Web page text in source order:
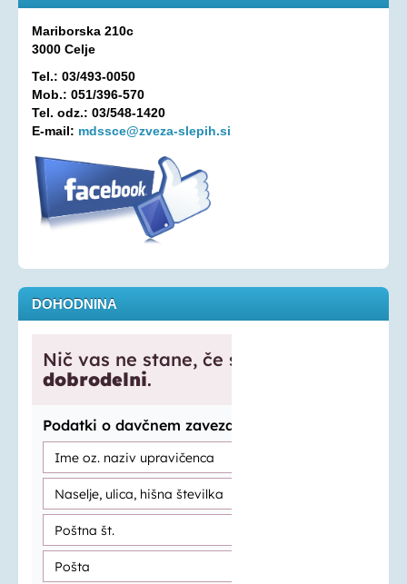
Mariborska 210c
3000 Celje
Tel.: 03/493-0050
Mob.: 051/396-570
Tel. odz.: 03/548-1420
E-mail: mdssce@zveza-slepih.si
DOHODNINA